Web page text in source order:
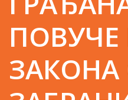
ПОВУЧЕ
ЗАКОНА